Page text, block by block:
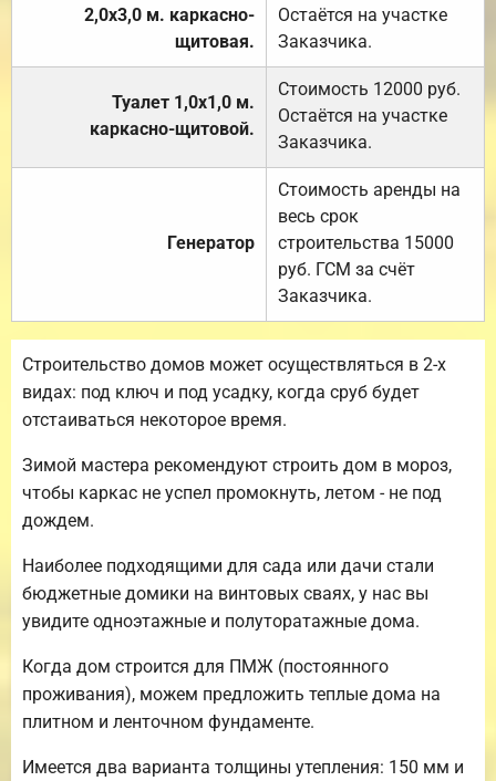
2,0х3,0 м. каркасно-
щитовая.
Остаётся на участке
Заказчика.
Туалет 1,0х1,0 м.
каркасно-щитовой.
Стоимость 12000 руб.
Остаётся на участке
Заказчика.
Генератор
Стоимость аренды на
весь срок
строительства 15000
руб. ГСМ за счёт
Заказчика.
Строительство домов может осуществляться в 2-х
видах: под ключ и под усадку, когда сруб будет
отстаиваться некоторое время.
Зимой мастера рекомендуют строить дом в мороз,
чтобы каркас не успел промокнуть, летом - не под
дождем.
Наиболее подходящими для сада или дачи стали
бюджетные домики на винтовых сваях, у нас вы
увидите одноэтажные и полуторатажные дома.
Когда дом строится для ПМЖ (постоянного
проживания), можем предложить теплые дома на
плитном и ленточном фундаменте.
Имеется два варианта толщины утепления: 150 мм и